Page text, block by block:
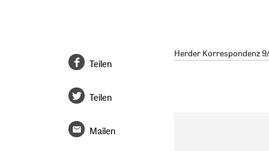
Herder Korrespondenz
Teilen
Teilen
Mailen